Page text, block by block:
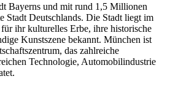
Bayerns und mit rund 1,5 Millionen
Stadt Deutschlands. Die Stadt liegt im
ihr kulturelles Erbe, ihre historische
Kunstszene bekannt. München ist
das zahlreiche
Technologie, Automobilindustrie